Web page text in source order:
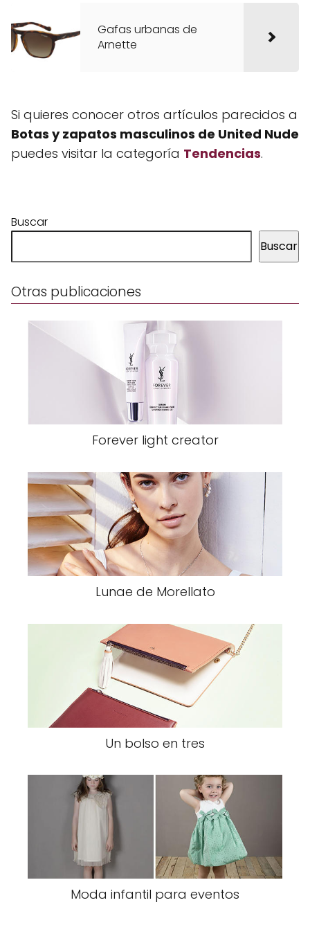
Gafas urbanas de
Arnette
Si quieres conocer otros artículos parecidos a
Botas y zapatos masculinos de United Nude
puedes visitar la categoría Tendencias.
Buscar
Buscar
Otras publicaciones
Forever light creator
Lunae de Morellato
Un bolso en tres
Moda infantil para eventos